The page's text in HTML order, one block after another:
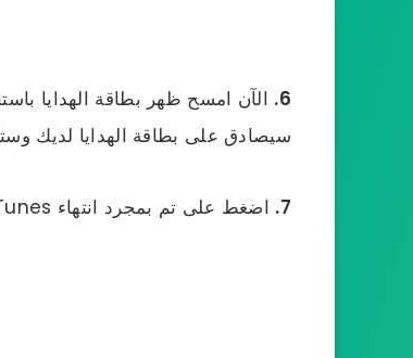
6.
سيصادق على بطاقة الهدايا لديك
7. اضغط على تم بمجرد انتهاء iTunes من التحقق من بطاقتك.